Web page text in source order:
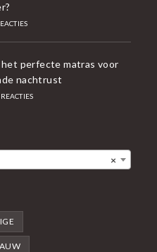
perfecte matras voor
nachtrust
×